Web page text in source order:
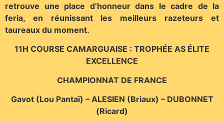
retrouve une place d’honneur dans le cadre de la
feria, en réunissant les meilleurs razeteurs et
taureaux du moment.
11H COURSE CAMARGUAISE : TROPHÉE AS ÉLITE
EXCELLENCE
CHAMPIONNAT DE FRANCE
Gavot (Lou Pantaï) – ALESIEN (Briaux) – DUBONNET
(Ricard)